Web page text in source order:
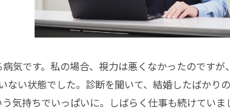
気です。私の場合、視力は悪くなかったのですが
ない状態でした。診断を聞いて、結婚したばかり
気持ちでいっぱいに。しばらく仕事も続けていま